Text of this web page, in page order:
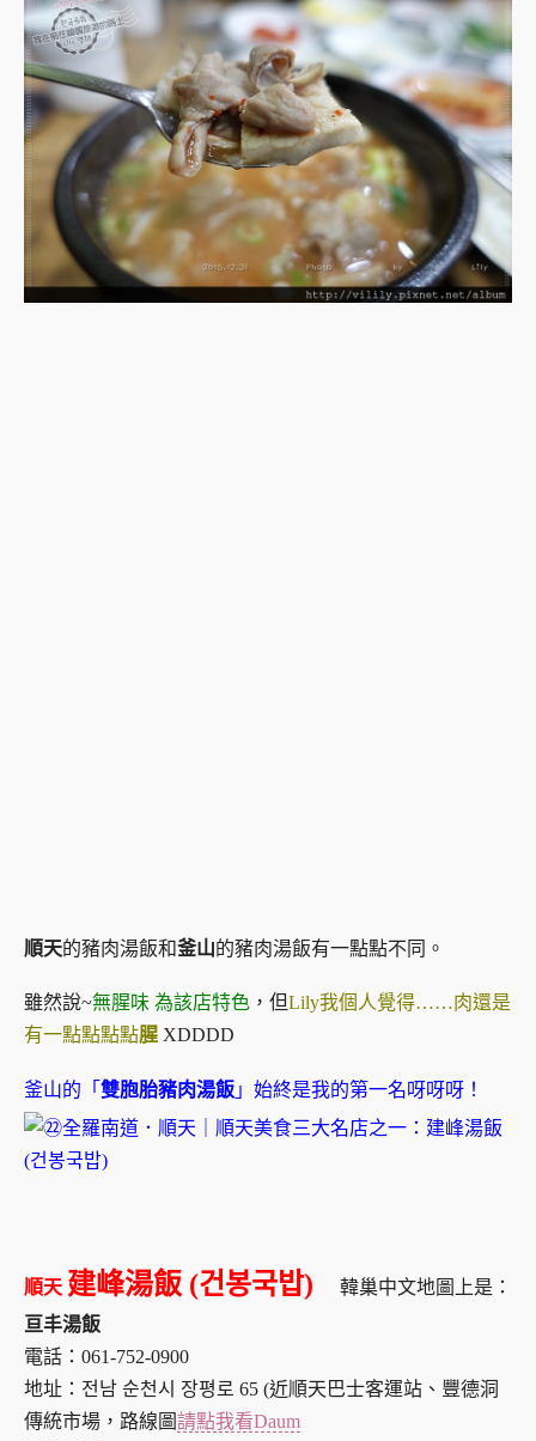
順天的豬肉湯飯和釜山的豬肉湯飯有一點點不同。
雖然說~無腥味 為該店特色 ，但Lily我個人覺得……肉還是
有一點點點點腥 XDDDD
釜山的「 雙胞胎豬肉湯飯 」始終是我的第一名呀呀呀！
順天 建峰湯飯 (건봉국밥)
韓巢中文地圖上是：
亘丰湯飯
電話：061-752-0900
地址：전남 순천시 장평로 65 (近順天巴士客運站、 豐德洞
傳統市場 ，路線圖請點我看Daum